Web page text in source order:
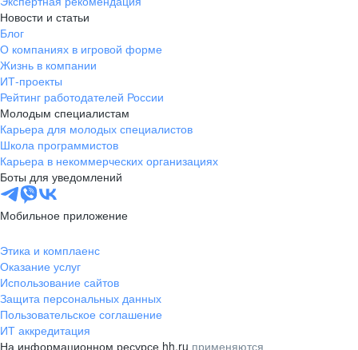
Новости и статьи
Блог
О компаниях в игровой форме
Жизнь в компании
ИТ-проекты
Рейтинг работодателей России
Молодым специалистам
Карьера для молодых специалистов
Школа программистов
Карьера в некоммерческих организациях
Боты для уведомлений
Мобильное приложение
Этика и комплаенс
Оказание услуг
Использование сайтов
Защита персональных данных
Пользовательское соглашение
ИТ аккредитация
На информационном ресурсе hh.ru применяются